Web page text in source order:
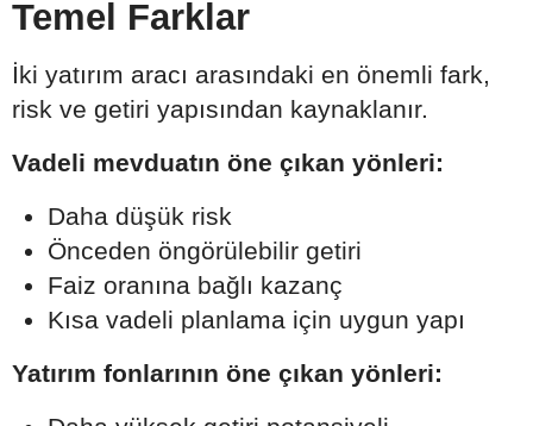
Temel Farklar
İki yatırım aracı arasındaki en önemli fark,
risk ve getiri yapısından kaynaklanır.
Vadeli mevduatın öne çıkan yönleri:
Daha düşük risk
Önceden öngörülebilir getiri
Faiz oranına bağlı kazanç
Kısa vadeli planlama için uygun yapı
Yatırım fonlarının öne çıkan yönleri: